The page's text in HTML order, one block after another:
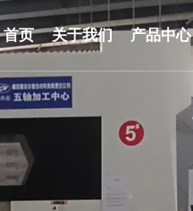
首页 关于我们 产品中心